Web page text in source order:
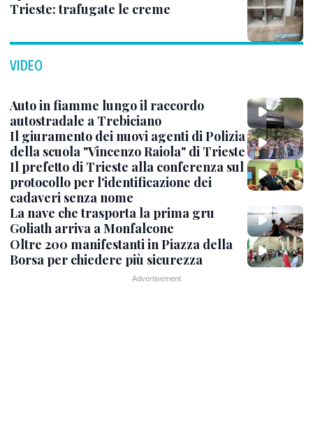
Trieste: trafugate le creme
VIDEO
Auto in fiamme lungo il raccordo
autostradale a Trebiciano
Il giuramento dei nuovi agenti di Polizia
della scuola "Vincenzo Raiola" di Trieste
Il prefetto di Trieste alla conferenza sul
protocollo per l'identificazione dei
cadaveri senza nome
La nave che trasporta la prima gru
Goliath arriva a Monfalcone
Oltre 200 manifestanti in Piazza della
Borsa per chiedere più sicurezza